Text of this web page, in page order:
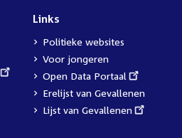
Links
Politieke websites
Voor jongeren
External
link:
Open Data Portaal
Erelijst van Gevallenen
External
Lijst van Gevallenen